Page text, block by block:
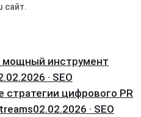
сайт.
мощный инструмент
· SEO
стратегии цифрового PR
02.02.2026 · SEO